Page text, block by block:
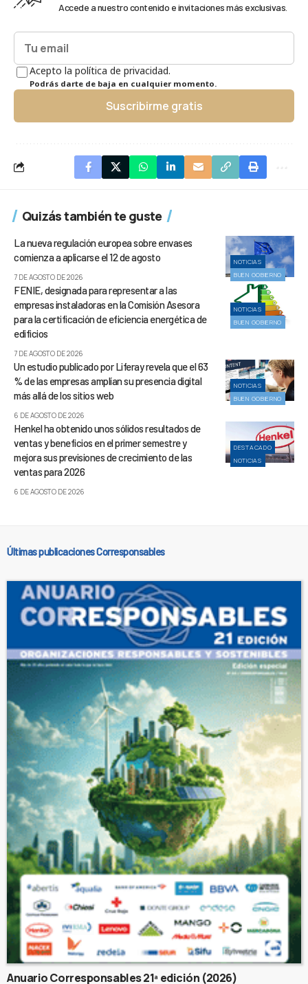
Accede a nuestro contenido e invitaciones más exclusivas.
Acepto la política de privacidad.
Podrás darte de baja en cualquier momento.
Suscribirme gratis
Quizás también te guste
NOTICIAS
BUEN GOBIERNO
La nueva regulación europea sobre envases
comienza a aplicarse el 12 de agosto
7 DE AGOSTO DE 2026
NOTICIAS
BUEN GOBIERNO
FENIE, designada para representar a las
empresas instaladoras en la Comisión Asesora
para la certificación de eficiencia energética de
edificios
7 DE AGOSTO DE 2026
NOTICIAS
BUEN GOBIERNO
Un estudio publicado por Liferay revela que el 63
% de las empresas amplían su presencia digital
más allá de los sitios web
6 DE AGOSTO DE 2026
DESTACADO
NOTICIAS
Henkel ha obtenido unos sólidos resultados de
ventas y beneficios en el primer semestre y
mejora sus previsiones de crecimiento de las
ventas para 2026
6 DE AGOSTO DE 2026
Últimas publicaciones Corresponsables
Anuario Corresponsables 21ª edición (2026)